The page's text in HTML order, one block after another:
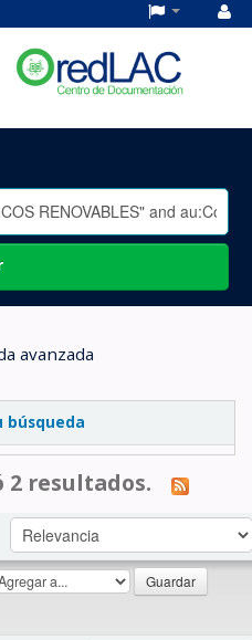
avanzada
búsqueda
2 resultados.